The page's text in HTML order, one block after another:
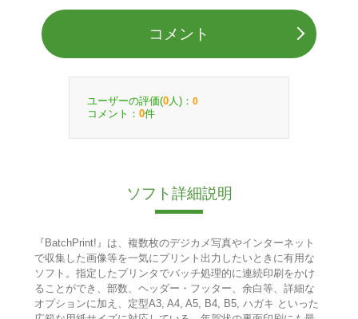
コメント
ユーザーの評価(0 人)： 0
コメント： 0件
ソフト詳細説明
『BatchPrint!』は、複数枚のデジカメ写真やインターネット
で収集した画像等を一気にプリント出力したいときに有用な
ソフト。指定したプリンタでバッチ処理的に連続印刷をかけ
ることができ、部数、ヘッダー・フッター、余白等、詳細な
オプションに加え、定型A3, A4, A5, B4, B5, ハガキ といった